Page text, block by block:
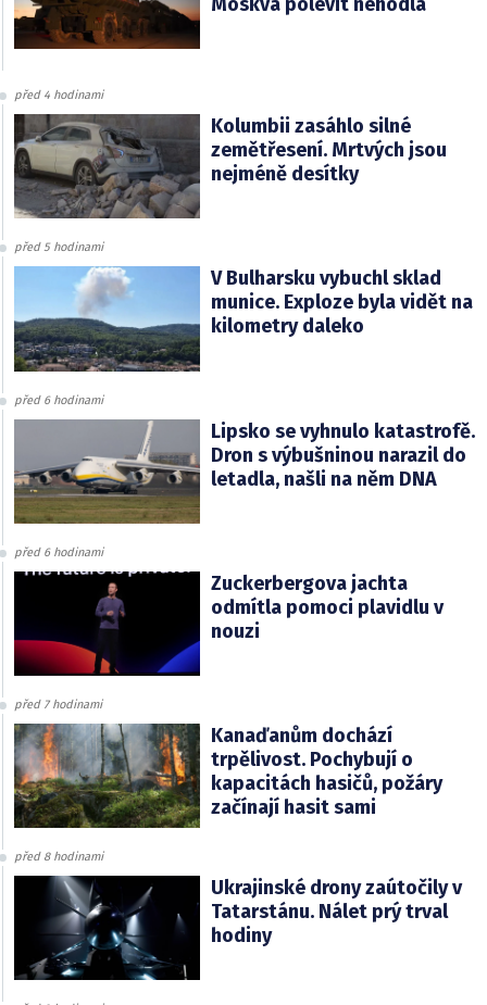
před 4 hodinami
Kolumbii zasáhlo silné
zemětřesení. Mrtvých jsou
nejméně desítky
před 5 hodinami
V Bulharsku vybuchl sklad
munice. Exploze byla vidět na
kilometry daleko
před 6 hodinami
Lipsko se vyhnulo katastrofě.
Dron s výbušninou narazil do
letadla, našli na něm DNA
před 6 hodinami
Zuckerbergova jachta
odmítla pomoci plavidlu v
nouzi
před 7 hodinami
Kanaďanům dochází
trpělivost. Pochybují o
kapacitách hasičů, požáry
začínají hasit sami
před 8 hodinami
Ukrajinské drony zaútočily v
Tatarstánu. Nálet prý trval
hodiny